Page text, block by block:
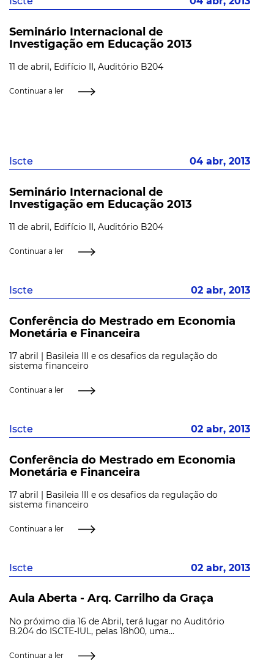
Seminário Internacional de
Investigação em Educação 2013
11 de abril, Edifício II, Auditório B204
Continuar a ler
Iscte 04 abr, 2013
Seminário Internacional de
Investigação em Educação 2013
11 de abril, Edifício II, Auditório B204
Continuar a ler
Iscte 02 abr, 2013
Conferência do Mestrado em Economia
Monetária e Financeira
17 abril | Basileia III e os desafios da regulação do
sistema financeiro
Continuar a ler
Iscte 02 abr, 2013
Conferência do Mestrado em Economia
Monetária e Financeira
17 abril | Basileia III e os desafios da regulação do
sistema financeiro
Continuar a ler
Iscte 02 abr, 2013
Aula Aberta - Arq. Carrilho da Graça
No próximo dia 16 de Abril, terá lugar no Auditório
B.204 do ISCTE-IUL, pelas 18h00, uma...
Continuar a ler